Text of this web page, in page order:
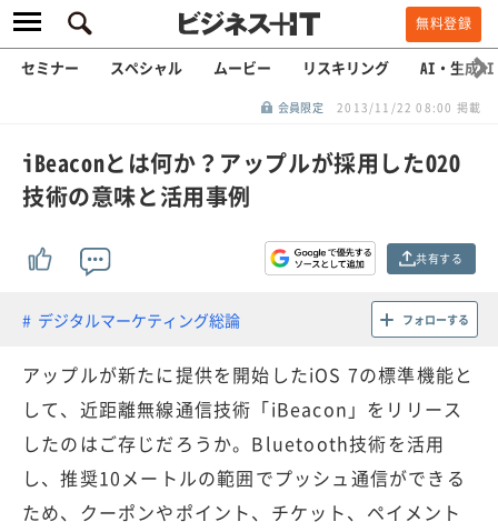
無料登録
セミナー スペシャル ムービー リスキリング AI・生成AI
会員限定 2013/11/22 08:00 掲載
iBeaconとは何か？アップルが採用したO2O
技術の意味と活用事例
共有する
デジタルマーケティング総論 フォローする
アップルが新たに提供を開始したiOS 7の標準機能と
して、近距離無線通信技術「iBeacon」をリリース
したのはご存じだろうか。Bluetooth技術を活用
し、推奨10メートルの範囲でプッシュ通信ができる
ため、クーポンやポイント、チケット、ペイメント